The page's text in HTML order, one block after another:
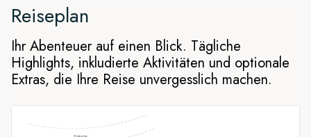
Das Abenteuer beginnt in Oslo, von wo aus es per Flugzeug
nach Longyearbyen geht. Auf See entdecken Sie dann eine
völlig neue Facette der Arktis. Auf der Reise im Westen
Spitzbergens und im Nordwest-Spitzbergen-Nationalpark
erleben Sie eine zerklüftete Landschaft mit ruhigen Fjorden,
grüner Tundra, blühenden Wildblumen und einer bunten
Reiseplan
Ihr Abenteuer auf einen Blick. Tägliche
Highlights, inkludierte Aktivitäten und optionale
Extras, die Ihre Reise unvergesslich machen.